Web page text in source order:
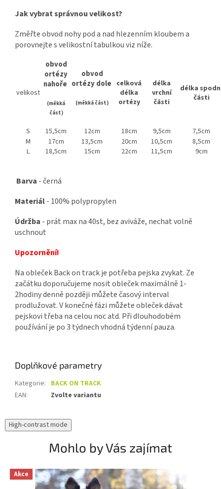
Jak vybrat správnou velikost?
Změřte obvod nohy pod a nad hlezenním kloubem a
porovnejte s velikostní tabulkou viz níže.
velikost
obvod
ortézy
nahoře
(měkká
část)
obvod
ortézy dole
(měkká část)
celková
délka
ortézy
délka
vrchní
části
délka
části
S 15,5cm 12cm 18cm 9,5cm
7,5cm
M
17cm 13,5cm 20cm 10,5cm
8,5cm
L
18,5cm 15cm 22cm 11,5cm 9cm
Barva - černá
Materiál- 100% polypropylen
Údržba - prát max na 40st, bez aviváže, nechat volně
uschnout
Upozornění!
Na obleček Back on track je potřeba pejska zvykat. Ze
začátku doporučujeme nosit obleček maximálně 1-
2hodiny denně později můžete časový interval
prodlužovat. V konečné fázi můžete obleček dávat
pejskovi třeba na celou noc atd. Při dlouhodobém
používání je po 3 týdnech vhodná týdenní pauza.
Doplňkové parametry
Kategorie: BACK ON TRACK
EAN: Zvolte variantu
High-contrast mode
Mohlo by Vás zajímat
Akce